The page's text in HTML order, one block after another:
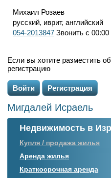
Михаил Розаев
русский, иврит, английский
054-2013847 Звонить с
Если вы хотите разместить
регистрацию
Войти Регистрация
Мигдалей Исраель
Недвижимость в
Купля / продажа жилья
Аренда жилья
Краткосрочная аренда